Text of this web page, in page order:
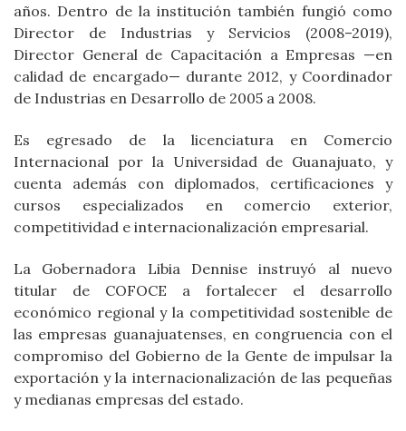
años. Dentro de la institución también fungió como
Director de Industrias y Servicios (2008–2019),
Director General de Capacitación a Empresas —en
calidad de encargado— durante 2012, y Coordinador
de Industrias en Desarrollo de 2005 a 2008.
Es egresado de la licenciatura en Comercio
Internacional por la Universidad de Guanajuato, y
cuenta además con diplomados, certificaciones y
cursos especializados en comercio exterior,
competitividad e internacionalización empresarial.
La Gobernadora Libia Dennise instruyó al nuevo
titular de COFOCE a fortalecer el desarrollo
económico regional y la competitividad sostenible de
las empresas guanajuatenses, en congruencia con el
compromiso del Gobierno de la Gente de impulsar la
exportación y la internacionalización de las pequeñas
y medianas empresas del estado.